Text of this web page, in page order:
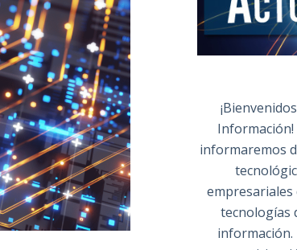
Información!
informaremos
tecnologías
información.